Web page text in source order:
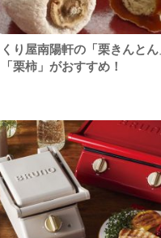
くり屋南陽軒の「栗きんと
「栗柿」がおすすめ！